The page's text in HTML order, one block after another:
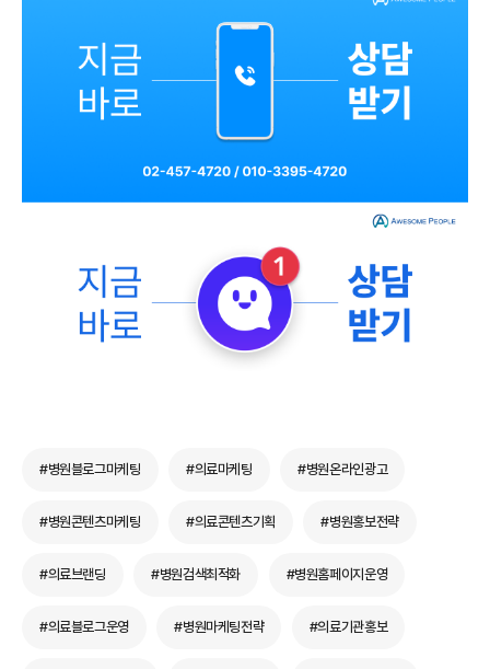
#병원블로그마케팅 #의료마케팅 #병원온라인광고
#병원콘텐츠마케팅 #의료콘텐츠기획 #병원홍보전략
#의료브랜딩 #병원검색최적화 #병원홈페이지운영
#의료블로그운영 #병원마케팅전략 #의료기관홍보